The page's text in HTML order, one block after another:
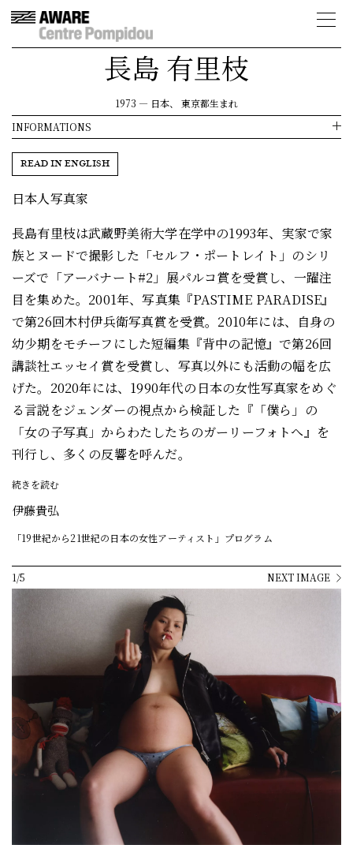
長島 有里枝
1973 — 日本、 東京都生まれ
INFORMATIONS
READ IN ENGLISH
日本人写真家
長島有里枝は武蔵野美術大学在学中の1993年、実家で家
族とヌードで撮影した「セルフ・ポートレイト」のシリ
ーズで「アーバナート#2」展パルコ賞を受賞し、一躍注
目を集めた。2001年、写真集『PASTIME PARADISE』
で第26回木村伊兵衛写真賞を受賞。2010年には、自身の
幼少期をモチーフにした短編集『背中の記憶』で第26回
講談社エッセイ賞を受賞し、写真以外にも活動の幅を広
げた。2020年には、1990年代の日本の女性写真家をめぐ
る言説をジェンダーの視点から検証した『「僕ら」の
「女の子写真」からわたしたちのガーリーフォトへ』を
刊行し、多くの反響を呼んだ。
続きを読む
伊藤貴弘
「19世紀から21世紀の日本の女性アーティスト」プログラム
1/5 NEXT IMAGE